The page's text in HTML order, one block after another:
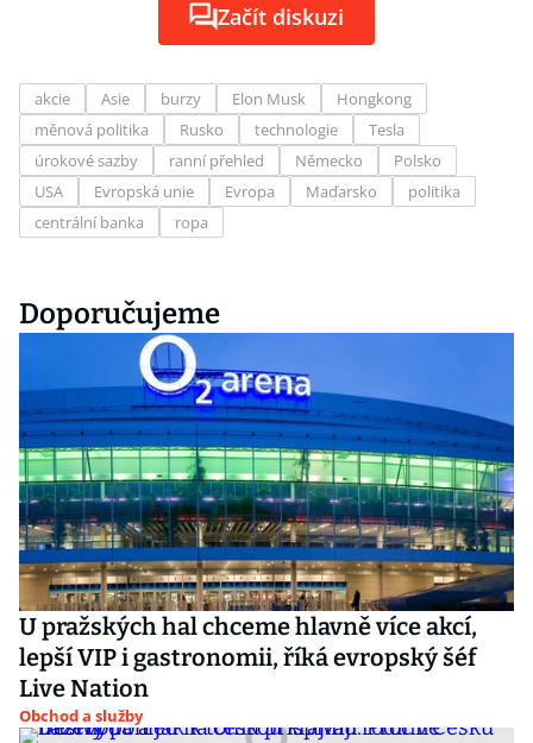
Začít diskuzi
akcie Asie burzy Elon Musk
Hongkong
měnová politika
Rusko technologie
Tesla
úrokové sazby
ranní přehled Německo
Polsko
USA
Evropská unie Evropa Maďarsko
politika
centrální banka
ropa
Doporučujeme
U pražských hal chceme hlavně více akcí,
lepší VIP i gastronomii, říká evropský šéf
Live Nation
Obchod a služby